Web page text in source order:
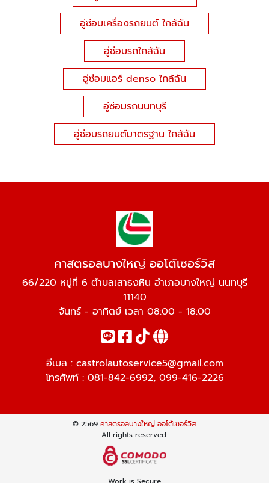
อู่ซ่อมเครื่องรถยนต์ ใกล้ฉัน
อู่ซ่อมรถใกล้ฉัน
อู่ซ่อมแอร์ denso ใกล้ฉัน
อู่ซ่อมรถนนทบุรี
อู่ซ่อมรถยนต์มาตรฐาน ใกล้ฉัน
คาสตรอลบางใหญ่ ออโต้เซอร์วิส
66/220 หมู่ที่ 6 ตำบลเสาธงหิน อำเภอบางใหญ่ นนทบุรี
11140
จันทร์ - อาทิตย์ เวลา 08:00 - 18:00
อีเมล : castrolautoservice5@gmail.com
โทรศัพท์ : 081-842-6992, 099-416-2226
© 2569คาสตรอลบางใหญ่ ออโต้เซอร์วิส
All rights reserved.